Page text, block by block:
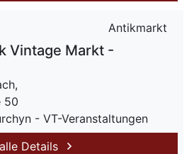
Antikmarkt
Vintage Markt -
50
- VT-Veranstaltungen
alle Details